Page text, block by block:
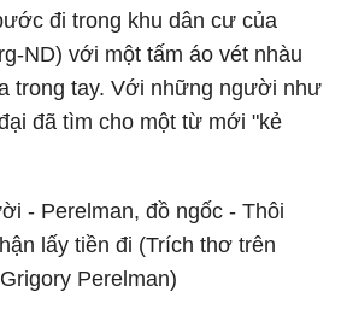
đi trong khu dân cư của
ND) với một tấm áo vét nhàu
trong tay. Với những người như
đã tìm cho một từ mới "kẻ
- Perelman, đồ ngốc - Thôi
lấy tiền đi (Trích thơ trên
Perelman)